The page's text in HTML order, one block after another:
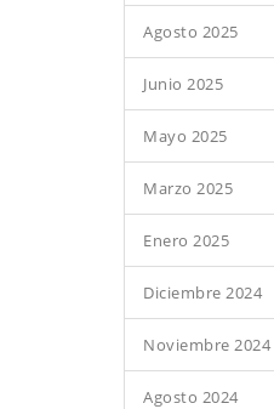
Agosto 2025
Junio 2025
Mayo 2025
Marzo 2025
Enero 2025
Diciembre 2024
Noviembre 2024
Agosto 2024